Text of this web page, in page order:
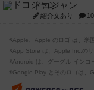
ドコジャン
紹介文あり
※Apple、Apple のロゴ は、米
※App Store は、Apple Inc.のサ
※Android は、グーグル インコ
※Google Play とそのロゴは、